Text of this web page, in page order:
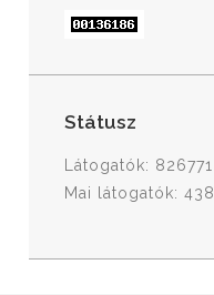
Státusz
Látogatók: 826771
Mai látogatók: 438